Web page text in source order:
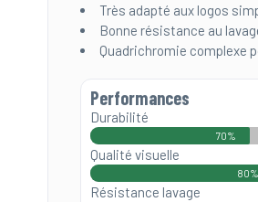
Très adapté aux logos
Bonne résistance au
Quadrichromie complexe
Performances
Durabilité
70%
Qualité visuelle
80%
Résistance lavage